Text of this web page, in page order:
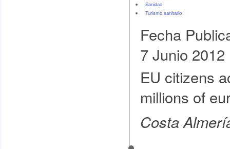
Sanidad
Turismo sanitario
Fecha
7 Junio 2012
EU citizens
millions of
Costa